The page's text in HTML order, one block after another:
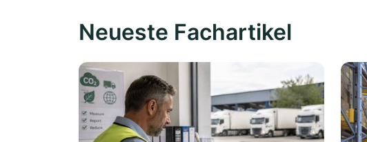
Neueste Fachartikel